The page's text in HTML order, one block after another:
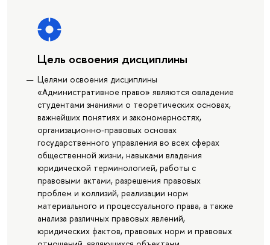
Цель освоения дисциплины
Целями освоения дисциплины
«Административное право» являются овладение
студентами знаниями о теоретических основах,
важнейших понятиях и закономерностях,
организационно-правовых основах
государственного управления во всех сферах
общественной жизни, навыками владения
юридической терминологией, работы с
правовыми актами, разрешения правовых
проблем и коллизий, реализации норм
материального и процессуального права, а также
анализа различных правовых явлений,
юридических фактов, правовых норм и правовых